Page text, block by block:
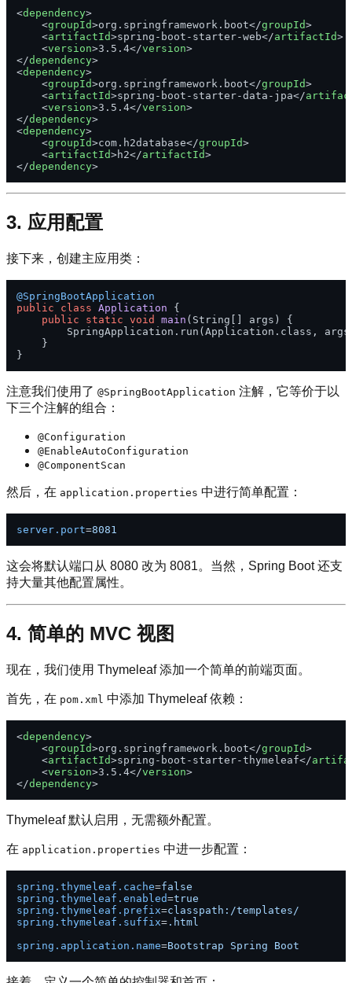
<dependency>
<groupId>org.springframework.boot</groupId>
<artifactId>spring-boot-starter-web</artifactId>
<version>3.5.4</version>
</dependency>
<dependency>
<groupId>org.springframework.boot</groupId>
<artifactId>spring-boot-starter-data-jpa</
<version>3.5.4</version>
</dependency>
<dependency>
<groupId>com.h2database</groupId>
<artifactId>h2</artifactId>
</dependency>
3. 应用配置
接下来，创建主应用类：
@SpringBootApplication
public
class Application {
public
static void main (String[] args)
{
SpringApplication.run(Application.class,
    }
注意我们使用了 @SpringBootApplication 注解，它等价于以
下三个注解的组合：
@Configuration
@EnableAutoConfiguration
@ComponentScan
然后，在 application.properties 中进行简单配置：
server.port=8081
这会将默认端口从 8080 改为 8081。当然，Spring Boot 还支
持大量其他配置属性。
4. 简单的 MVC 视图
现在，我们使用 Thymeleaf 添加一个简单的前端页面。
首先，在 pom.xml 中添加 Thymeleaf 依赖：
<dependency>
<groupId>org.springframework.boot</groupId>
<artifactId>spring-boot-starter-thymeleaf</
<version>3.5.4</version>
</dependency>
Thymeleaf 默认启用，无需额外配置。
在 application.properties 中进一步配置：
spring.thymeleaf.cache=false
spring.thymeleaf.enabled=true
spring.thymeleaf.prefix=classpath:/templates/
spring.thymeleaf.suffix= .html
spring.application.name=Bootstrap Spring Boot